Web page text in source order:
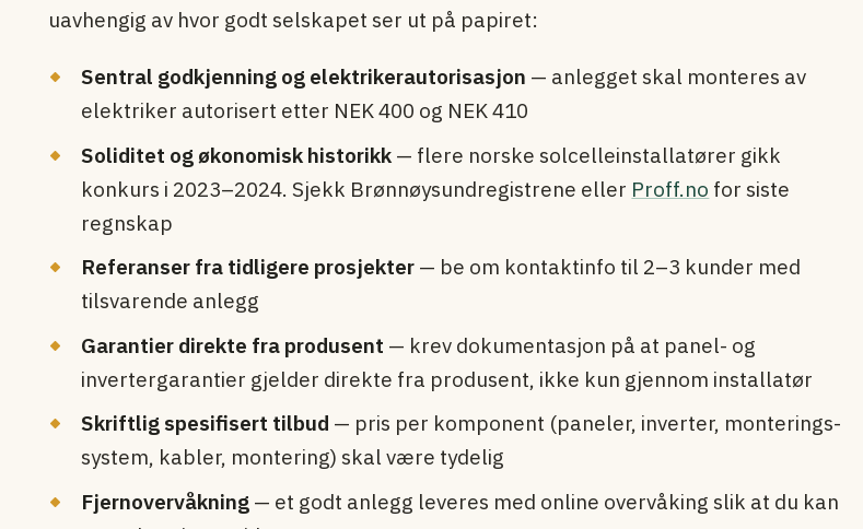
uavhengig av hvor godt selskapet ser ut på papiret:
Sentral godkjenning og elektriker­autorisasjon — anlegget skal monteres av
elektriker autorisert etter NEK 400 og NEK 410
Soliditet og økonomisk historikk — flere norske solcelle­installatører gikk
konkurs i 2023–2024. Sjekk Brønnøysund­registrene eller Proff.no for siste
regnskap
Referanser fra tidligere prosjekter — be om kontaktinfo til 2–3 kunder med
tilsvarende anlegg
Garantier direkte fra produsent — krev dokumentasjon på at panel- og
inverter­garantier gjelder direkte fra produsent, ikke kun gjennom installatør
Skriftlig spesifisert tilbud — pris per komponent (paneler, inverter, monterings­
system, kabler, montering) skal være tydelig
Fjernovervåkning — et godt anlegg leveres med online overvåking slik at du kan